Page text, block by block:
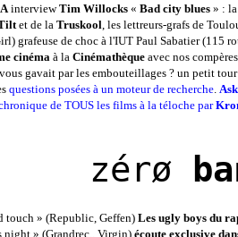
interviewTim Willocks« Bad city blues» : la
et de la Truskool , les lettreurs-grafs de
grafeuse de choc à l'IUT Paul Sabatier (115
cinéma à la Cinémathèqueavec nos
gavait par les embouteillages ? un petit
questions posées à un moteur de recherche.
de TOUS les films à la téloche par
zérø
touch » (Republic, Geffen) Les ugly boys du
night » (Grandrec., Virgin) écoute exclusive